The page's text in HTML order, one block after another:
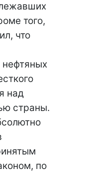
того,
что
нефтяных
над
страны.
по